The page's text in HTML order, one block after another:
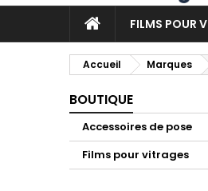
FILMS POUR
Accueil Marques
BOUTIQUE
Accessoires de pose
Films pour vitrages